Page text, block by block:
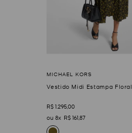
Vestido Midi Estampa Floral
R$ 1.295,00
8
R$ 161,87